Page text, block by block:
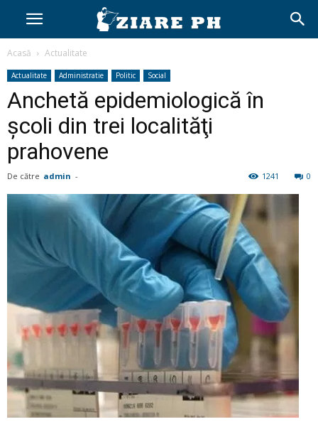
Acasă Actualitate
Actualitate Administratie Politic Social
Anchetă epidemiologică în
şcoli din trei localităţi
prahovene
De către admin - 0
1241